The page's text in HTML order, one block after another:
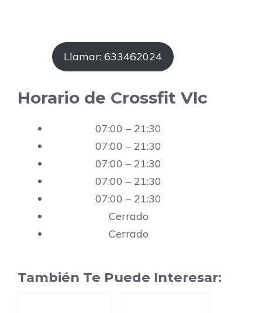
Llamar: 633462024
Horario de Crossfit Vlc
07:00 – 21:30
07:00 – 21:30
07:00 – 21:30
07:00 – 21:30
07:00 – 21:30
Cerrado
Cerrado
También Te Puede Interesar: